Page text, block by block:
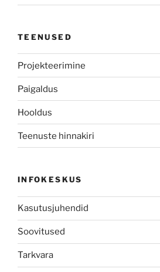
TEENUSED
Projekteerimine
Paigaldus
Hooldus
Teenuste hinnakiri
INFOKESKUS
Kasutusjuhendid
Soovitused
Tarkvara